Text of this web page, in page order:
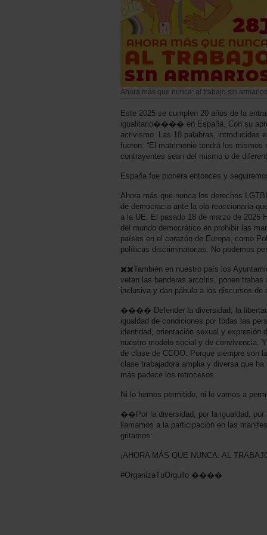
Ahora más que nunca: al trabajo sin
Este 2025 se cumplen 20 años de la
igualitario���� en España. Con su
activismo. Las 18 palabras, introducidas
fueron: “El matrimonio tendrá los
contrayentes sean del mismo o de
España fue pionera entonces y
Ahora más que nunca los derechos
de democracia ante la ola reaccionaria
a la UE. El pasado 18 de marzo de 2025
del mundo democrático en prohibir las
países en el corazón de Europa, como
políticas discriminatorias. No podemos
✖️✖️También en nuestro país los
vetan las banderas arcoíris, ponen
inclusiva y dan pábulo a los discursos
���� Defender la diversidad, la
igualdad de condiciones por todas las
identidad, orientación sexual y expresión
nuestro modelo social y de convivencia.
de clase de CCOO. Porque siempre son
clase trabajadora amplia y diversa que
más padece los retrocesos.
Ni lo hemos permitido, ni lo vamos a
��Por la diversidad, por la igualdad, por
llamamos a la participación en las
gritamos:
¡AHORA MÁS QUE NUNCA: AL
#OrganizaTuOrgullo ����